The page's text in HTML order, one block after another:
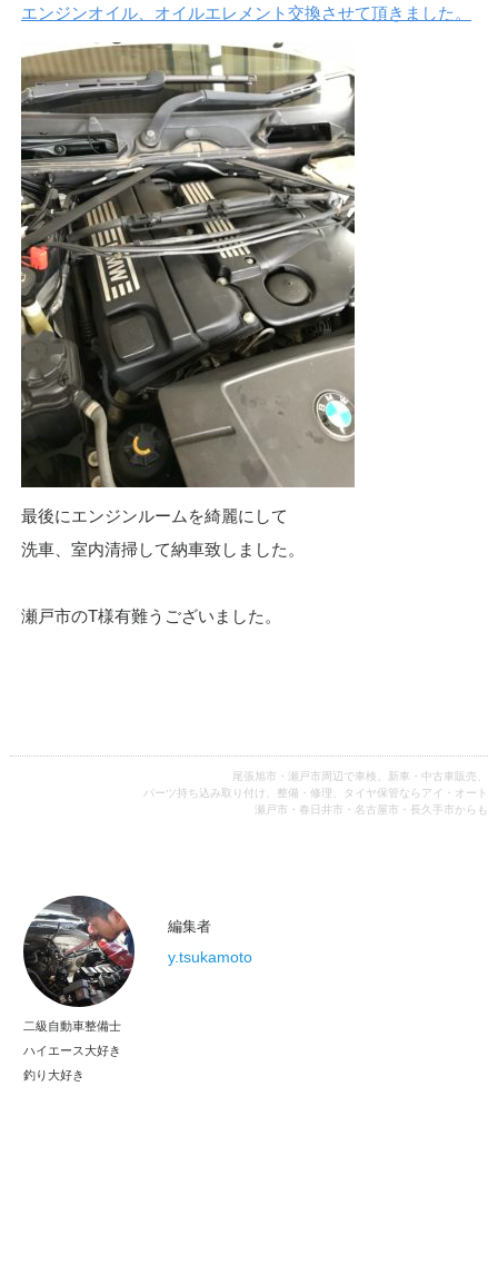
エンジンオイル、オイルエレメント交換させて頂きました。
最後にエンジンルームを綺麗にして
洗車、室内清掃して納車致しました。
瀬戸市のT様有難うございました。
尾張旭市・瀬戸市周辺で車検、新車・中古車販売、
パーツ持ち込み取り付け、整備・修理、タイヤ保管ならアイ・オート
瀬戸市・春日井市・名古屋市・長久手市からも
編集者
y.tsukamoto
二級自動車整備士
ハイエース大好き
釣り大好き